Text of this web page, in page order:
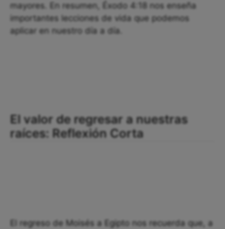
mayores. En resumen, Éxodo 4:18 nos enseña
importantes lecciones de vida que podemos
aplicar en nuestro día a día.
El valor de regresar a nuestras
raíces: Reflexión Corta
El regreso de Moisés a Egipto nos recuerda que, a